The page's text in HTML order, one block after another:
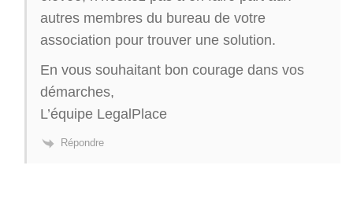
autres membres du bureau de votre
association pour trouver une solution.
En vous souhaitant bon courage dans vos
démarches,
L’équipe LegalPlace
Répondre